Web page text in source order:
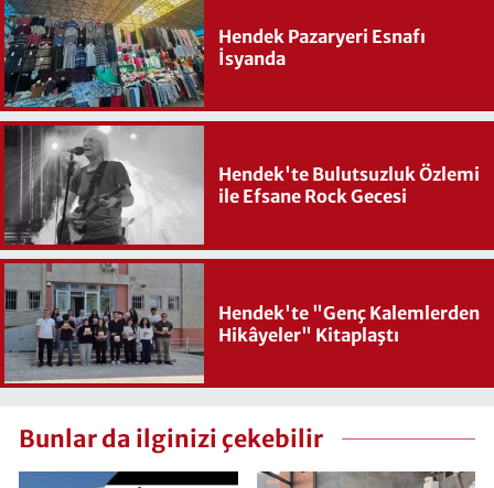
Hendek Pazaryeri Esnafı
İsyanda
Hendek'te Bulutsuzluk Özlemi
ile Efsane Rock Gecesi
Hendek'te "Genç Kalemlerden
Hikâyeler" Kitaplaştı
Bunlar da ilginizi çekebilir